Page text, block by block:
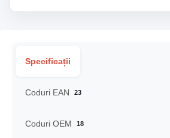
Specificații
Coduri EAN 23
Coduri OEM 18